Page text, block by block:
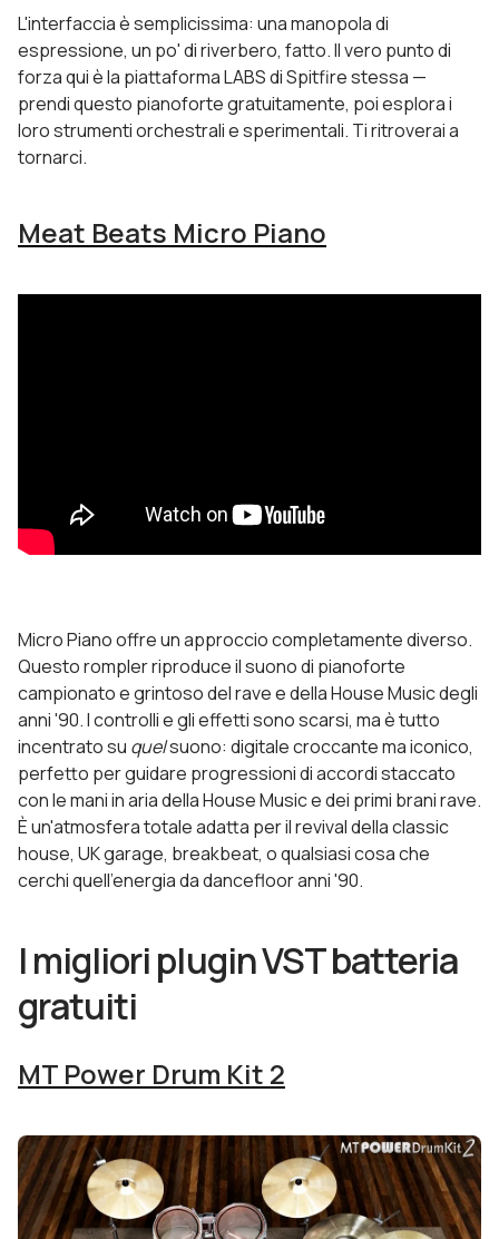
L'interfaccia è semplicissima: una manopola di
espressione, un po' di riverbero, fatto. Il vero punto di
forza qui è la piattaforma LABS di Spitfire stessa —
prendi questo pianoforte gratuitamente, poi esplora i
loro strumenti orchestrali e sperimentali. Ti ritroverai a
tornarci.
Meat Beats Micro Piano
Micro Piano offre un approccio completamente diverso.
Questo rompler riproduce il suono di pianoforte
campionato e grintoso del rave e della House Music degli
anni '90. I controlli e gli effetti sono scarsi, ma è tutto
incentrato su quelsuono: digitale croccante ma iconico,
perfetto per guidare progressioni di accordi staccato
con le mani in aria della House Music e dei primi brani rave.
È un'atmosfera totale adatta per il revival della classic
house, UK garage, breakbeat, o qualsiasi cosa che
cerchi quell'energia da dancefloor anni '90.
I migliori plugin VST batteria
gratuiti
MT Power Drum Kit 2